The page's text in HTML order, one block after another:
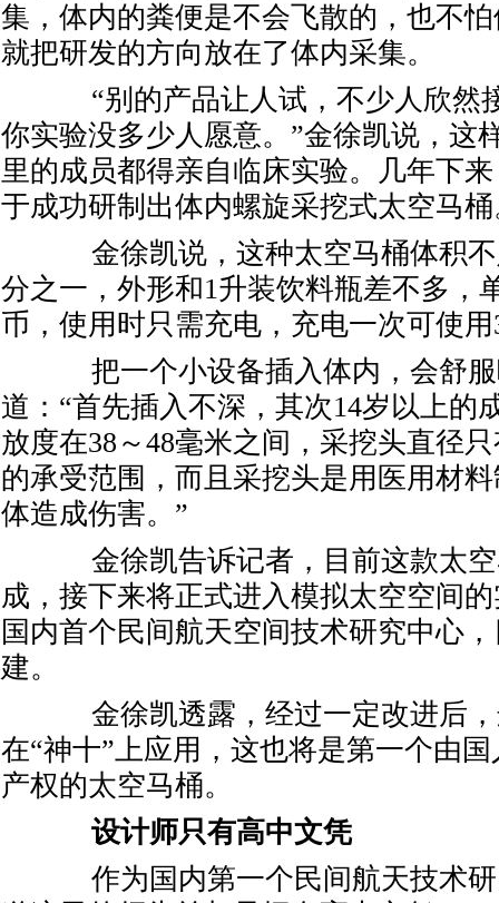
集，体内的粪便是不会飞散的，也不
就把研发的方向放在了体内采集。
“别的产品让人试，不少人欣然
你实验没多少人愿意。”金徐凯说，这
里的成员都得亲自临床实验。几年下
于成功研制出体内螺旋采挖式太空马
金徐凯说，这种太空马桶体积不
分之一，外形和1升装饮料瓶差不多，
币，使用时只需充电，充电一次可使用
把一个小设备插入体内，会舒服
道：“首先插入不深，其次14岁以上的
放度在38～48毫米之间，采挖头直径
的承受范围，而且采挖头是用医用材
体造成伤害。”
金徐凯告诉记者，目前这款太空
成，接下来将正式进入模拟太空空间
国内首个民间航天空间技术研究中心
建。
金徐凯透露，经过一定改进后，
在“神十”上应用，这也将是第一个由
产权的太空马桶。
设计师只有高中文凭
作为国内第一个民间航天技术研